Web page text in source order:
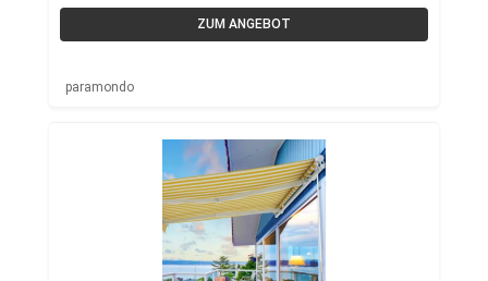
ZUM ANGEBOT
paramondo